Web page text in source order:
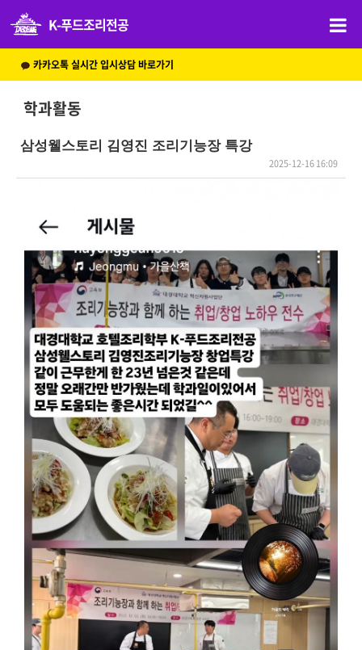
K-푸드조리전공
카카오톡 실시간 입시상담 바로가기
학과활동
삼성웰스토리 김영진 조리기능장 특강
2025-12-16 16:09